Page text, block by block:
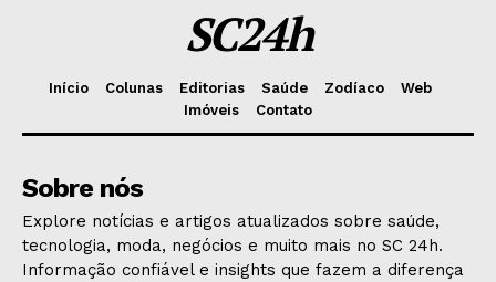
SC24h
Início Colunas Editorias Saúde Zodíaco
Web
Imóveis
Contato
Sobre nós
Explore notícias e artigos atualizados sobre saúde,
tecnologia, moda, negócios e muito mais no SC 24h.
Informação confiável e insights que fazem a diferença